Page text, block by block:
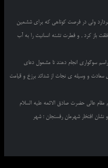
ولی در فرصت کوتاهی که برای ششمین
باز کرد , و فطرت تشنه انسانیت را به آب
سوگواری انجام دهند تا مشمول دعای
و وسیله ی نجات از شدائد برزخ و قیامت
عالی حضرت صادق الائمه علیه السلام
افتخار شهرمان رفسنجان ؛ شهر